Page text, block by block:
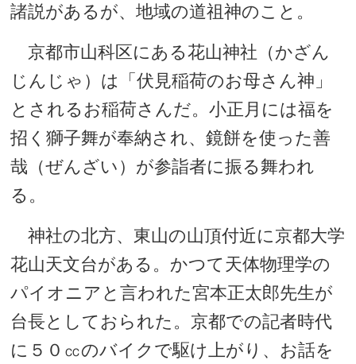
諸説があるが、地域の道祖神のこと。
京都市山科区にある花山神社（かざん
じんじゃ）は「伏見稲荷のお母さん神」
とされるお稲荷さんだ。小正月には福を
招く獅子舞が奉納され、鏡餅を使った善
哉（ぜんざい）が参詣者に振る舞われ
る。
神社の北方、東山の山頂付近に京都大学
花山天文台がある。かつて天体物理学の
パイオニアと言われた宮本正太郎先生が
台長としておられた。京都での記者時代
に５０㏄のバイクで駆け上がり、お話を